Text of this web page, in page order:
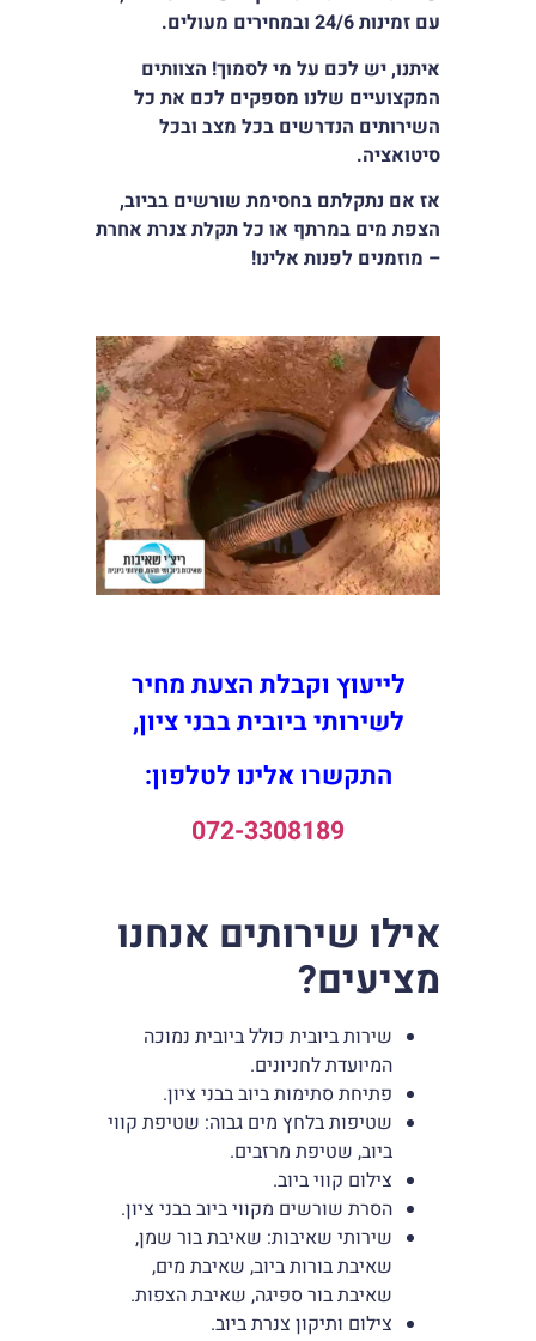
סמן קישורים
לאפס
את
כל
האפשרויות
cached
עם זמינות 24/6 ובמחירים מעולים.
איתנו, יש לכם על מי לסמוך! הצוותים
המקצועיים שלנו מספקים לכם את כל
השירותים הנדרשים בכל מצב ובכל
סיטואציה.
אז אם נתקלתם בחסימת שורשים בביוב,
הצפת מים במרתף או כל תקלת צנרת אחרת
– מוזמנים לפנות אלינו!
לייעוץ וקבלת הצעת מחיר
לשירותי ביובית בבני ציון,
התקשרו אלינו לטלפון:
072-3308189
אילו שירותים אנחנו
מציעים?
שירות ביובית כולל ביובית נמוכה
המיועדת לחניונים.
פתיחת סתימות ביוב בבני ציון.
שטיפות בלחץ מים גבוה: שטיפת קווי
ביוב, שטיפת מרזבים.
צילום קווי ביוב.
הסרת שורשים מקווי ביוב בבני ציון.
שירותי שאיבות: שאיבת בור שמן,
שאיבת בורות ביוב, שאיבת מים,
שאיבת בור ספיגה, שאיבת הצפות.
צילום ותיקון צנרת ביוב.